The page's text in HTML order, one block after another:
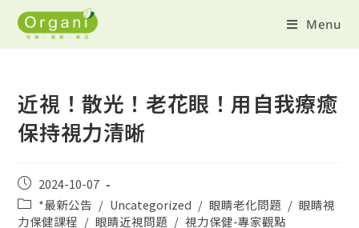
Menu
近視！散光！老花眼！用自我療癒
保持視力清晰
2024-10-07
*最新公告 / Uncategorized / 眼睛老化問題 / 眼睛視
力保健課程 / 眼睛近視問題 / 視力保健-專家觀點